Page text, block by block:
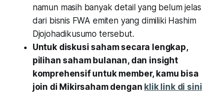
namun masih banyak detail yang belum jelas
dari bisnis FWA emiten yang dimiliki Hashim
Djojohadikusumo tersebut.
Untuk diskusi saham secara lengkap,
pilihan saham bulanan, dan insight
komprehensif untuk member, kamu bisa
join di Mikirsaham dengan klik link di sini